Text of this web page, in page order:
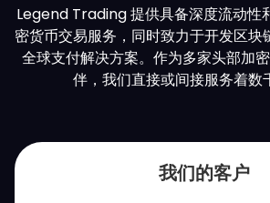
Legend Trading 提供具备深度流动性
密货币交易服务，同时致力于开发区块
全球支付解决方案。作为多家头部加
伴，我们直接或间接服务着数
我们的客户